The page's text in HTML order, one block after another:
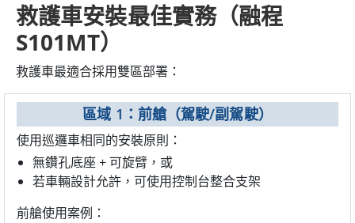
救護車安裝最佳實務（融程
S101MT）
救護車最適合採用雙區部署：
區域 1：前艙（駕駛/副駕駛）
使用巡邏車相同的安裝原則：
無鑽孔底座 + 可旋臂，或
若車輛設計允許，可使用控制台整合支架
前艙使用案例：